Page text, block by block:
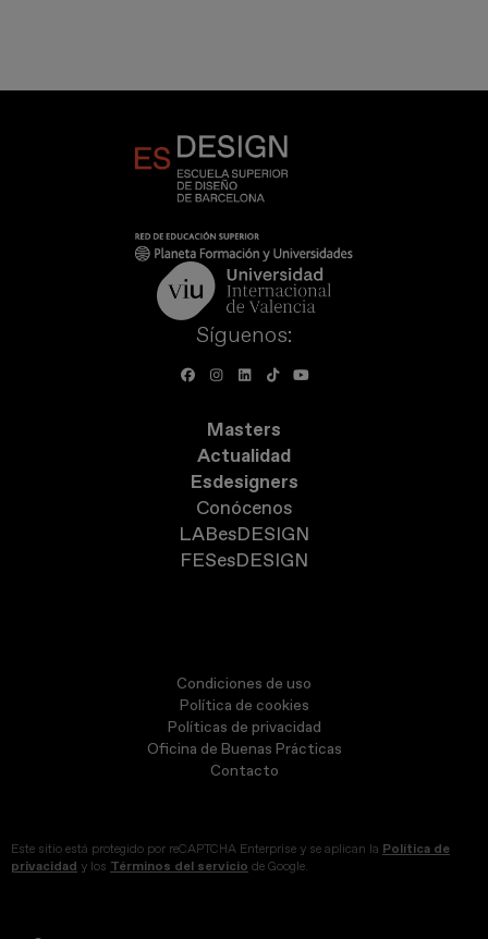
Síguenos:
Masters
Actualidad
Esdesigners
Conócenos
LABesDESIGN
FESesDESIGN
Condiciones de uso
Política de cookies
Políticas de privacidad
Oficina de Buenas Prácticas
Contacto
Este sitio está protegido por reCAPTCHA Enterprise y se aplican la Política de
privacidad y los Términos del servicio de Google.